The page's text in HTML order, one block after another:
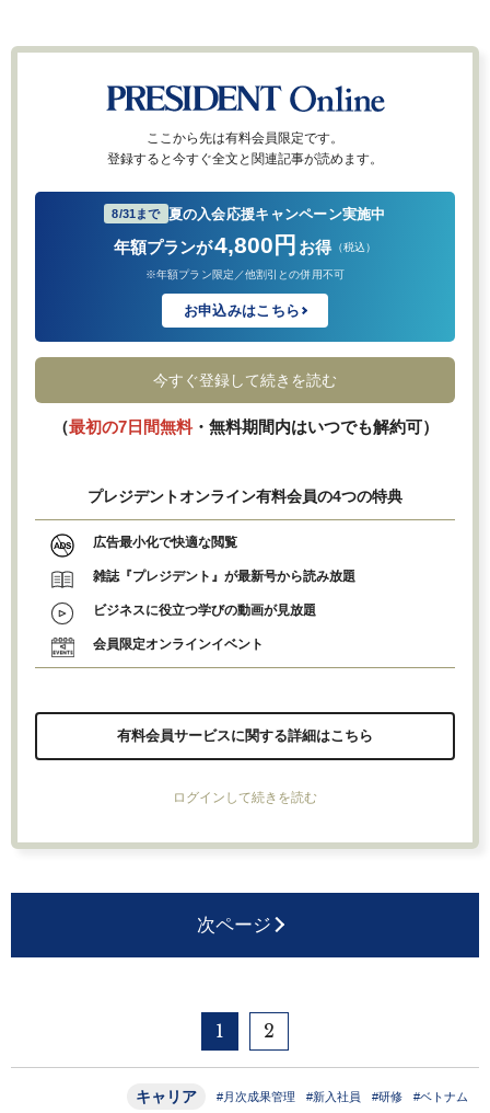
ここから先は有料会員限定です。
登録すると今すぐ全文と関連記事が読めます。
8/31まで 夏の入会応援キャンペーン実施中
年額プランが4,800円 お得 （税込）
※年額プラン限定／他割引との併用不可
お申込みはこちら
今すぐ登録して続きを読む
（最初の7日間無料・無料期間内はいつでも解約可）
プレジデントオンライン有料会員の4つの特典
広告最小化で快適な閲覧
雑誌『プレジデント』が最新号から読み放題
ビジネスに役立つ学びの動画が見放題
会員限定オンラインイベント
有料会員サービスに関する詳細はこちら
ログインして続きを読む
次ページ
1 2
キャリア #月次成果管理 #新入社員 #研修 #ベトナム